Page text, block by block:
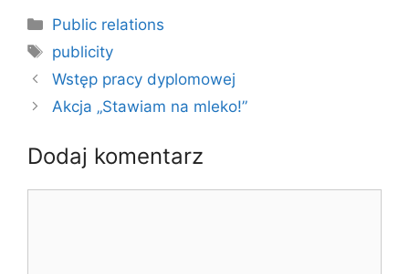
Kategorie
Public relations
Tagi
publicity
Wstęp pracy dyplomowej
Akcja „Stawiam na mleko!”
Dodaj komentarz